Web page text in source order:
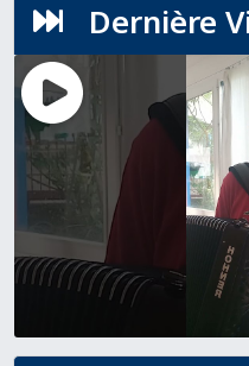
 Dernière